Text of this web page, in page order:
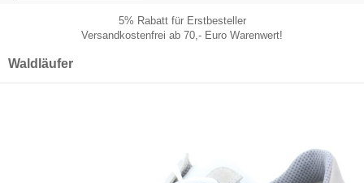
5% Rabatt für Erstbesteller
Versandkostenfrei ab 70,- Euro Warenwert!
Waldläufer